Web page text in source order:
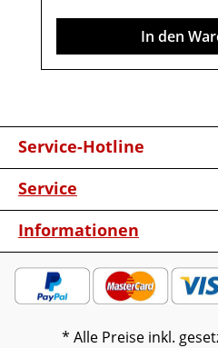
enthalten. Abbildung
In den
Service-Hotline
Service
Informationen
* Alle Preise inkl.